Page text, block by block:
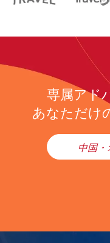
専属アド
あなただけ
中国